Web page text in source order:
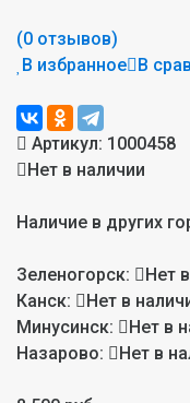
(0 отзывов)
В избранное
В
Артикул: 1000458
Нет в наличии
Наличие в других
Зеленогорск:
Нет
Канск:
Нет в
Минусинск:
Нет в
Назарово:
Нет в